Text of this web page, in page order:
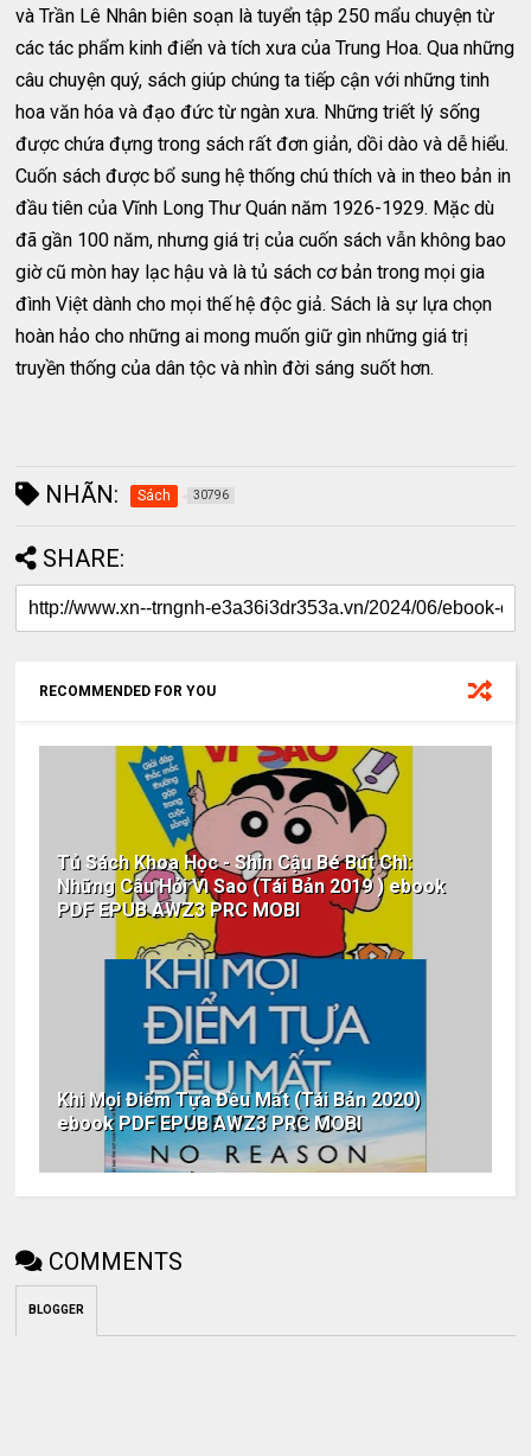
và Trần Lê Nhân biên soạn là tuyển tập 250 mẩu chuyện từ
các tác phẩm kinh điển và tích xưa của Trung Hoa. Qua những
câu chuyện quý, sách giúp chúng ta tiếp cận với những tinh
hoa văn hóa và đạo đức từ ngàn xưa. Những triết lý sống
được chứa đựng trong sách rất đơn giản, dồi dào và dễ hiểu.
Cuốn sách được bổ sung hệ thống chú thích và in theo bản in
đầu tiên của Vĩnh Long Thư Quán năm 1926-1929. Mặc dù
đã gần 100 năm, nhưng giá trị của cuốn sách vẫn không bao
giờ cũ mòn hay lạc hậu và là tủ sách cơ bản trong mọi gia
đình Việt dành cho mọi thế hệ độc giả. Sách là sự lựa chọn
hoàn hảo cho những ai mong muốn giữ gìn những giá trị
truyền thống của dân tộc và nhìn đời sáng suốt hơn.
NHÃN: Sách 30796
SHARE:
RECOMMENDED FOR YOU
Tủ Sách Khoa Học - Shin Cậu Bé Bút Chì:
Những Câu Hỏi Vì Sao (Tái Bản 2019 ) ebook
PDF EPUB AWZ3 PRC MOBI
Khi Mọi Điểm Tựa Đều Mất (Tái Bản 2020)
ebook PDF EPUB AWZ3 PRC MOBI
COMMENTS
BLOGGER